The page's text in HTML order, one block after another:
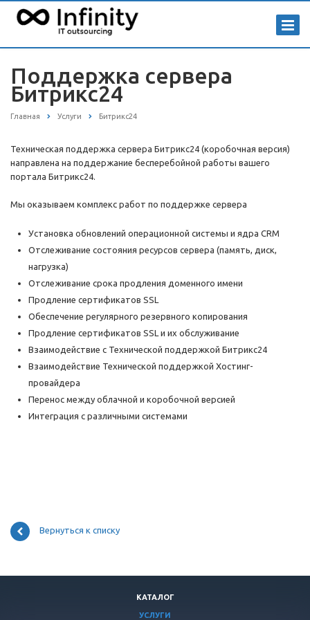
Поддержка сервера
Битрикс24
Главная Услуги Битрикс24
Техническая поддержка сервера Битрикс24 (коробочная версия)
направлена на поддержание бесперебойной работы вашего
портала Битрикс24.
Мы оказываем комплекс работ по поддержке сервера
Установка обновлений операционной системы и ядра CRM
Отслеживание состояния ресурсов сервера (память, диск,
нагрузка)
Отслеживание срока продления доменного имени
Продление сертификатов SSL
Обеспечение регулярного резервного копирования
Продление сертификатов SSL и их обслуживание
Взаимодействие с Технической поддержкой Битрикс24
Взаимодействие Технической поддержкой Хостинг-
провайдера
Перенос между облачной и коробочной версией
Интеграция с различными системами
Вернуться к списку
КАТАЛОГ
УСЛУГИ